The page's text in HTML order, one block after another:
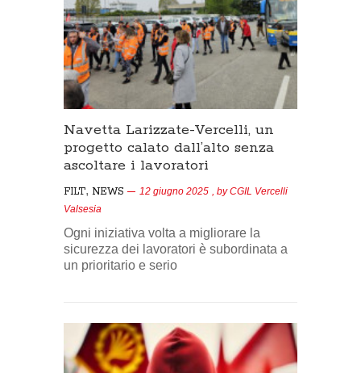
Navetta Larizzate-Vercelli, un
progetto calato dall’alto senza
ascoltare i lavoratori
FILT, NEWS 12 giugno 2025 , byCGIL Vercelli
Valsesia
Ogni iniziativa volta a migliorare la
sicurezza dei lavoratori è subordinata a
un prioritario e serio